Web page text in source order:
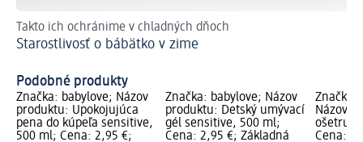
Takto ich ochránime v chladných dňoch
Starostlivosť o bábätko v zime
Podobné produkty
Značka: babylove; Názov
produktu: Upokojujúca
pena do kúpeľa sensitive,
500 ml; Cena: 2,95 €;
Značka: babylove; Názov
produktu: Detský umývací
gél sensitive, 500 ml;
Cena: 2,95 €; Základná
Značka:
Názov
Cena: